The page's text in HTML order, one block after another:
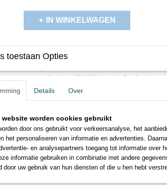
IN WINKELWAGEN
Omschrijving
Verloopstekker bedoeld om treinstellen met een
van een 8 polige NEM652 decoder. Per 2 geleverd .
toestaan Opties
Details Over
website worden cookies gebruikt
door ons gebruikt voor verkeersanalyse, het
het personaliseren van informatie en advertenties.
en analysepartners toegang tot informatie over
informatie gebruiken in combinatie met andere
door uw gebruik van hun diensten of die u hen hebt